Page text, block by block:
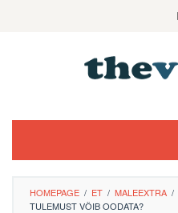
HOMEPAGE / ET / MALEEXTRA /
TULEMUST VÕIB OODATA?